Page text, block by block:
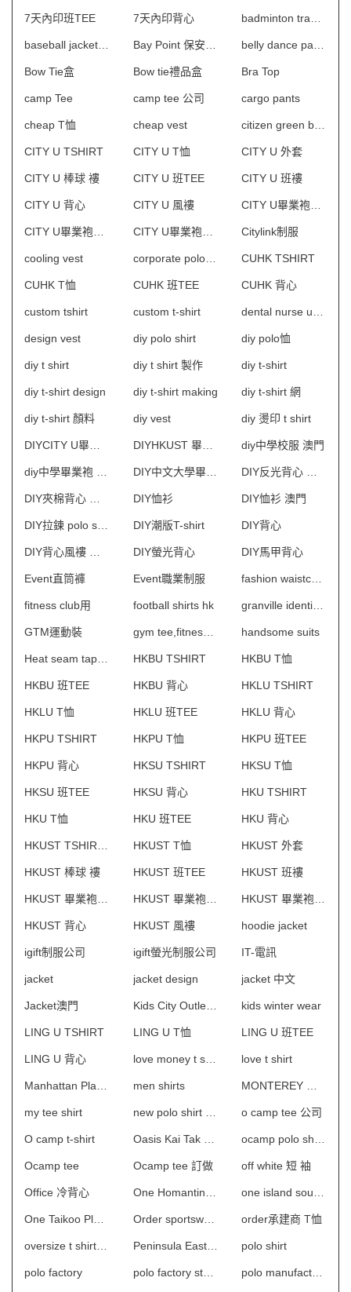
7天內印班TEE 7天內印背心
Bow Tie盒 Bow tie禮品盒 Bra Top
camp Tee camp tee 公司 cargo pants
cheap T恤 cheap vest
CITY U TSHIRT CITY U T恤 CITY U 外套
CITY U 棒球 褸 CITY U 班TEE CITY U 班褸
CITY U 背心 CITY U 風褸
Citylink制服
cooling vest corporate polo shirt design CUHK TSHIRT
CUHK T恤 CUHK 班TEE CUHK 背心
custom tshirt custom t-shirt
design vest diy polo shirt diy polo恤
diy t shirt diy t shirt 製作 diy t-shirt
diy t-shirt design diy t-shirt making diy t-shirt 網
diy t-shirt 顏料 diy vest diy 燙印 t shirt
DIYHKUST 畢業袍 diy中學校服 澳門
DIY中文大學畢業袍
DIY恤衫 DIY恤衫 澳門
DIY潮版T-shirt DIY背心
DIY螢光背心 DIY馬甲背心
Event直筒褲 Event職業制服
fitness club用 football shirts hk
GTM運動裝 gym tee,fitness tee handsome suits
HKBU TSHIRT HKBU T恤
HKBU 班TEE HKBU 背心 HKLU TSHIRT
HKLU T恤 HKLU 班TEE HKLU 背心
HKPU TSHIRT HKPU T恤 HKPU 班TEE
HKPU 背心 HKSU TSHIRT HKSU T恤
HKSU 班TEE HKSU 背心 HKU TSHIRT
HKU T恤 HKU 班TEE HKU 背心
HKUST T恤 HKUST 外套
HKUST 棒球 褸 HKUST 班TEE HKUST 班褸
HKUST 背心 HKUST 風褸 hoodie jacket
igift制服公司 igift螢光制服公司 IT-電訊
jacket jacket design jacket 中文
Jacket澳門 Kids City Outlet制服 kids winter wear
LING U TSHIRT LING U T恤 LING U 班TEE
LING U 背心 love money t shirt love t shirt
men shirts
my tee shirt o camp tee 公司
O camp t-shirt
Ocamp tee Ocamp tee 訂做 off white 短 袖
Office 冷背心
Order sportswear hong kong order承建商 T恤
Peninsula East 物業管理會所制服 polo shirt
polo factory polo factory store coupon